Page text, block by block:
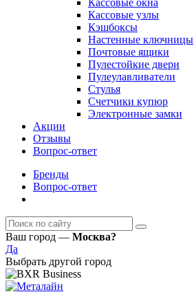
Кассовые окна
Кассовые узлы
Кэшбоксы
Настенные ключницы
Почтовые ящики
Пулестойкие двери
Пулеулавливатели
Стулья
Счетчики купюр
Электронные замки
Акции
Отзывы
Вопрос-ответ
Бренды
Вопрос-ответ
Ваш город — Москва?
Да
Выбрать другой город